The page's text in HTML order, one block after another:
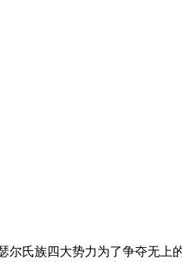
氏族四大势力为了争夺无上